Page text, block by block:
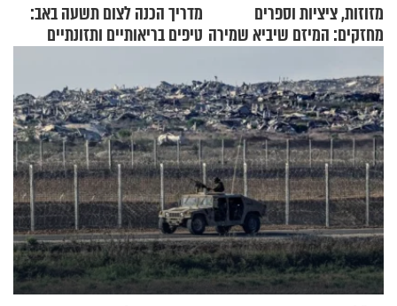
מזוזות, ציציות וספרים
מחזקים: המיזם שיביא שמירה
מדריך הכנה לצום תשעה באב:
טיפים בריאותיים ותזונתיים